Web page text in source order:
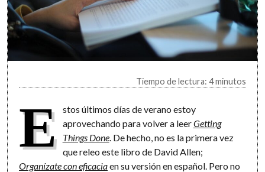
Tiempo de lectura: 4 minutos
E stos últimos días de verano estoy
aprovechando para volver a leerGetting
Things Done. De hecho, no es la primera vez
que releo este libro de David Allen;
Organízate con eficaciaen su versión en español. Pero no